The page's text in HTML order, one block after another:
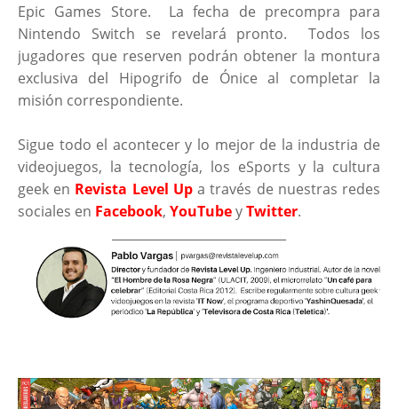
Epic Games Store. La fecha de precompra para
Nintendo Switch se revelará pronto. Todos los
jugadores que reserven podrán obtener la montura
exclusiva del Hipogrifo de Ónice al completar la
misión correspondiente.
Sigue todo el acontecer y lo mejor de la industria de
videojuegos, la tecnología, los eSports y la cultura
geek en Revista Level Upa través de nuestras redes
sociales en Facebook, YouTubeyTwitter.